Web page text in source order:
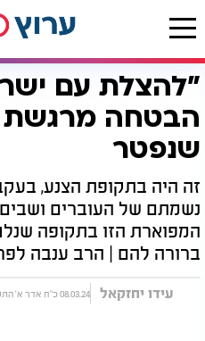
דף הבית יהדות לקראת שבת
"להצלת עם
הבטחה מרגשת
שנפטר
זה היה בתקופת הצנע,
נשמתם של העוברים
המפוארת הזו בתקופה
ברורה להם | הרב ענבה
עידו יחזקאל 08.03.24 כ"ח אדר א' התשפ"ד